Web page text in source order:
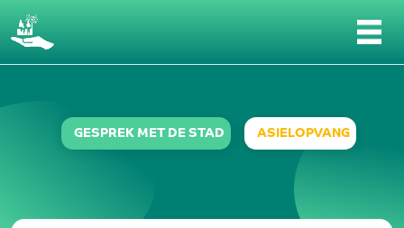
GESPREK MET DE STAD ASIELOPVANG